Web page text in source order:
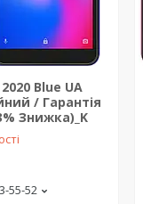
Blue UA
/ Гарантія
Знижка)_K
55-52